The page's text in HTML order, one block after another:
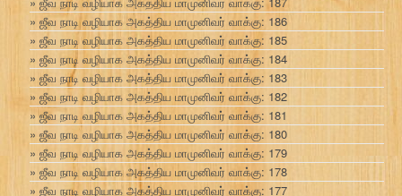
ஜீவ நாடி வழியாக அகத்திய மாமுனிவர் வாக்கு: 186
ஜீவ நாடி வழியாக அகத்திய மாமுனிவர் வாக்கு: 185
ஜீவ நாடி வழியாக அகத்திய மாமுனிவர் வாக்கு: 184
ஜீவ நாடி வழியாக அகத்திய மாமுனிவர் வாக்கு: 183
ஜீவ நாடி வழியாக அகத்திய மாமுனிவர் வாக்கு: 182
ஜீவ நாடி வழியாக அகத்திய மாமுனிவர் வாக்கு: 181
ஜீவ நாடி வழியாக அகத்திய மாமுனிவர் வாக்கு: 180
ஜீவ நாடி வழியாக அகத்திய மாமுனிவர் வாக்கு: 179
ஜீவ நாடி வழியாக அகத்திய மாமுனிவர் வாக்கு: 178
ஜீவ நாடி வழியாக அகத்திய மாமுனிவர் வாக்கு: 177